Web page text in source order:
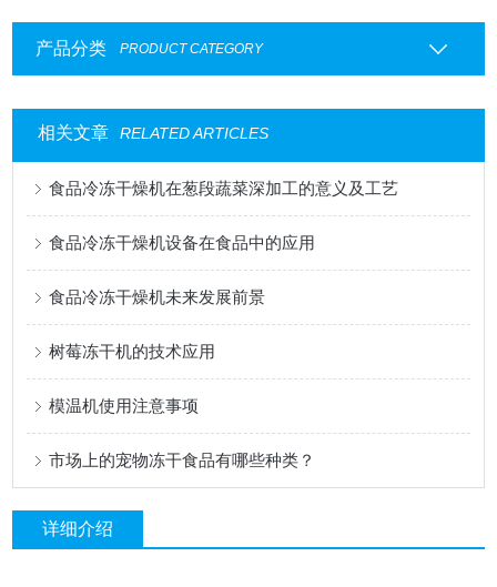
产品分类 PRODUCT CATEGORY
相关文章 RELATED ARTICLES
食品冷冻干燥机在葱段蔬菜深加工的意义及工艺
食品冷冻干燥机设备在食品中的应用
食品冷冻干燥机未来发展前景
树莓冻干机的技术应用
模温机使用注意事项
市场上的宠物冻干食品有哪些种类？
详细介绍